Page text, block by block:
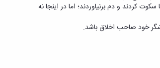
کردند و دم برنیاوردند؛ اما در اینجا نه
خود صاحب اخلاق باشد.